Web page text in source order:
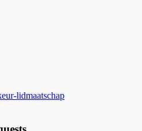
lidmaatschap